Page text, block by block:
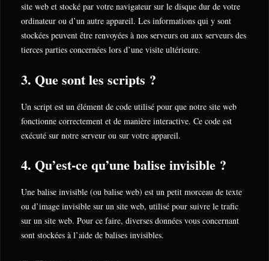
site web et stocké par votre navigateur sur le disque dur de votre
ordinateur ou d’un autre appareil. Les informations qui y sont
stockées peuvent être renvoyées à nos serveurs ou aux serveurs des
tierces parties concernées lors d’une visite ultérieure.
3. Que sont les scripts ?
Un script est un élément de code utilisé pour que notre site web
fonctionne correctement et de manière interactive. Ce code est
exécuté sur notre serveur ou sur votre appareil.
4. Qu’est-ce qu’une balise invisible ?
Une balise invisible (ou balise web) est un petit morceau de texte
ou d’image invisible sur un site web, utilisé pour suivre le trafic
sur un site web. Pour ce faire, diverses données vous concernant
sont stockées à l’aide de balises invisibles.